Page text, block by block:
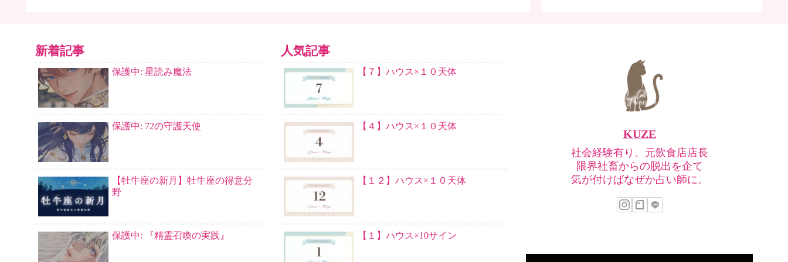
新着記事
保護中: 星読み魔法
保護中: 72の守護天使
【牡牛座の新月】牡牛座の得意分
野
保護中: 『精霊召喚の実践』
人気記事
【７】ハウス×１０天体
【４】ハウス×１０天体
【１２】ハウス×１０天体
【１】ハウス×10サイン
KUZE
社会経験有り、元飲食店店長
限界社畜からの脱出を企て
気が付けばなぜか占い師に。